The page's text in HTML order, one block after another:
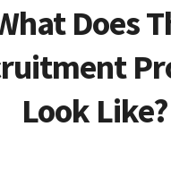
Does
Look Like?